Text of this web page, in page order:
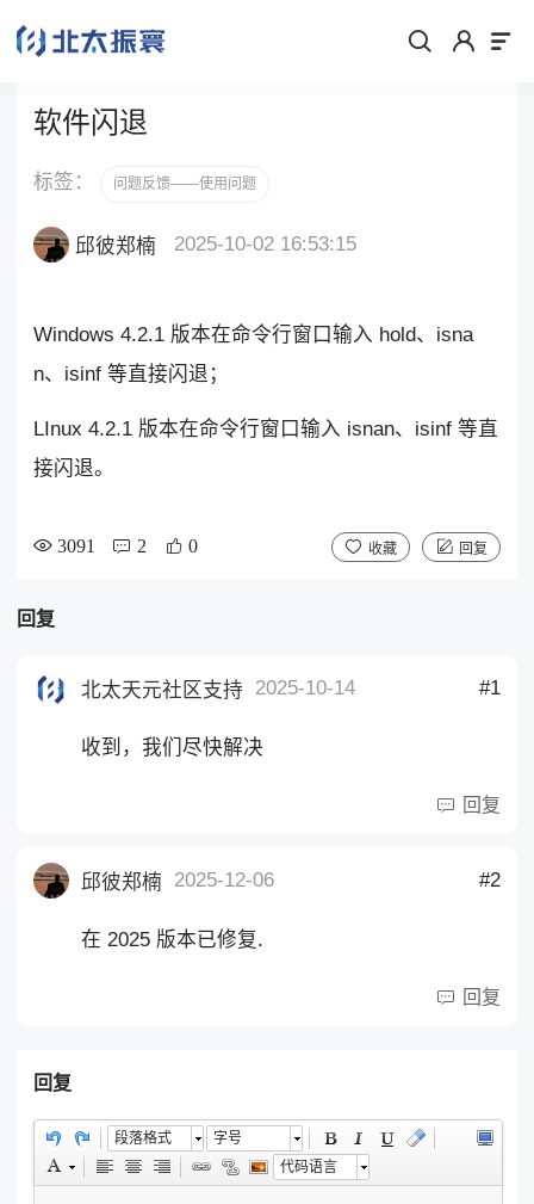
软件闪退
标签： 问题反馈——使用问题
邱彼郑楠 2025-10-02 16:53:15
Windows 4.2.1 版本在命令行窗口输入 hold、isna
n、isinf 等直接闪退；
LInux 4.2.1 版本在命令行窗口输入 isnan、isinf 等直
接闪退。
3091 2 0 收藏 回复
回复
北太天元社区支持 2025-10-14 #1
收到，我们尽快解决
回复
邱彼郑楠 2025-12-06 #2
在 2025 版本已修复.
回复
回复
段落格式
字号
代码语言